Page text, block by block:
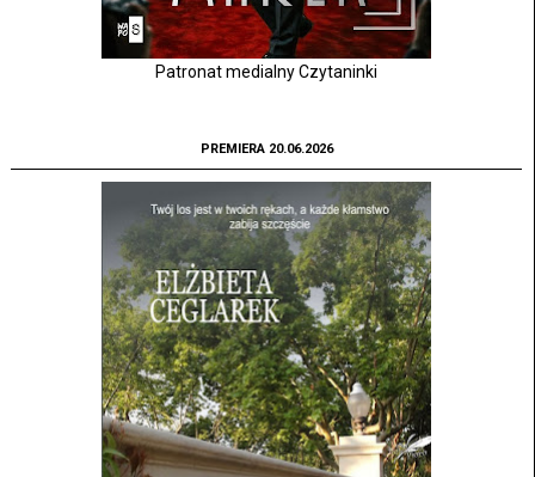
Patronat medialny Czytaninki
PREMIERA 20.06.2026